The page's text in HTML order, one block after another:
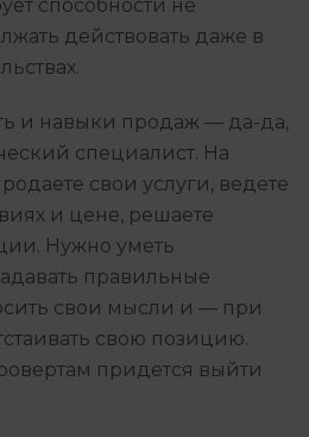
способности не
действовать даже в
и навыки продаж — да-да,
специалист. На
свои услуги, ведете
и цене, решаете
Нужно уметь
правильные
свои мысли и — при
свою позицию.
придется выйти